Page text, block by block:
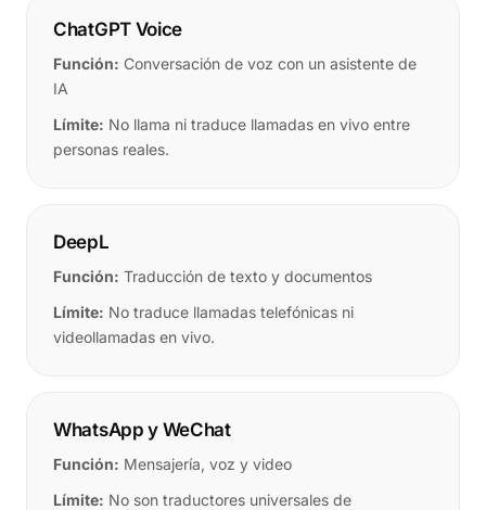
ChatGPT Voice
Función: Conversación de voz con un asistente de
IA
Límite: No llama ni traduce llamadas en vivo entre
personas reales.
DeepL
Función: Traducción de texto y documentos
Límite: No traduce llamadas telefónicas ni
videollamadas en vivo.
WhatsApp y WeChat
Función: Mensajería, voz y video
Límite: No son traductores universales de